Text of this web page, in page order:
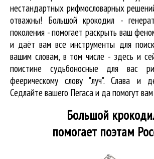
нестандартных рифмословарных
отважны! Большой крокодил -
поколения - помогает раскрыть ваш
и даёт вам все инструменты для
вашим словам, в том числе - здесь и
поистине судьбоносные для вас
феерическому слову "луч". Слава и
Седлайте вашего Пегаса и да помогут
Большой
помогает поэтам